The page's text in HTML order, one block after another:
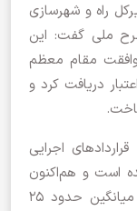
راه و شهرسازی
ملی گفت: این
مقام معظم
دریافت کرد و
۱۸ ماه گذشته قراردادهای اجرایی
است و هم‌اکنون
در بخش زیرسازی قطعات مختلف، به‌طور میانگین حدود ۲۵